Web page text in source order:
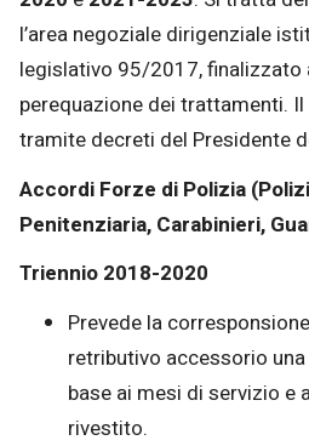
l’area negoziale dirigenziale
legislativo 95/2017, finalizzato
perequazione dei trattamenti.
tramite decreti del Presidente
Accordi Forze di Polizia
Penitenziaria, Carabinieri,
Triennio 2018-2020
Prevede la
retributivo accessorio
base ai mesi di servizio e
rivestito.